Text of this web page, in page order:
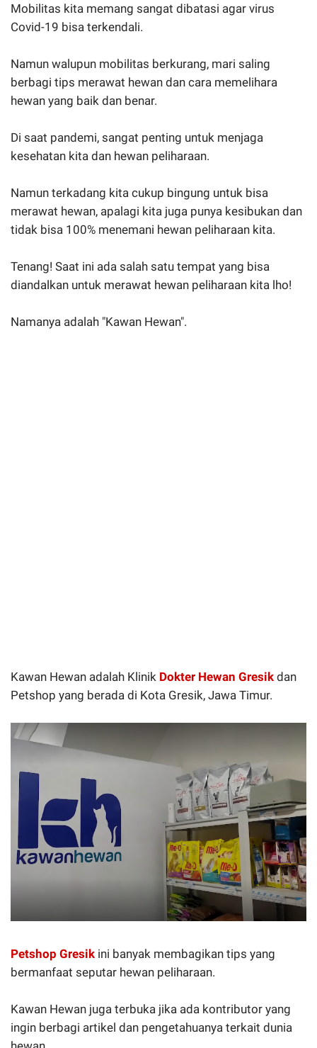
Mobilitas kita memang sangat dibatasi agar virus
Covid-19 bisa terkendali.
Namun walupun mobilitas berkurang, mari saling
berbagi tips merawat hewan dan cara memelihara
hewan yang baik dan benar.
Di saat pandemi, sangat penting untuk menjaga
kesehatan kita dan hewan peliharaan.
Namun terkadang kita cukup bingung untuk bisa
merawat hewan, apalagi kita juga punya kesibukan dan
tidak bisa 100% menemani hewan peliharaan kita.
Tenang! Saat ini ada salah satu tempat yang bisa
diandalkan untuk merawat hewan peliharaan kita lho!
Namanya adalah "Kawan Hewan".
Kawan Hewan adalah Klinik Dokter Hewan Gresik dan
Petshop yang berada di Kota Gresik, Jawa Timur.
Petshop Gresik ini banyak membagikan tips yang
bermanfaat seputar hewan peliharaan.
Kawan Hewan juga terbuka jika ada kontributor yang
ingin berbagi artikel dan pengetahuanya terkait dunia